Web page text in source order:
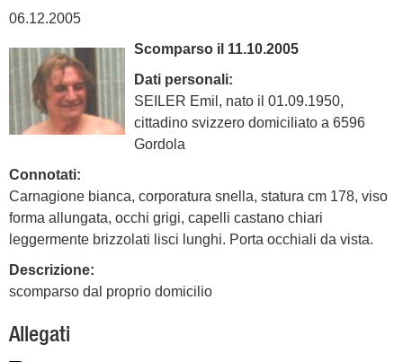
06.12.2005
Scomparso il 11.10.2005
Dati personali:
SEILER Emil, nato il 01.09.1950,
cittadino svizzero domiciliato a 6596
Gordola
Connotati:
Carnagione bianca, corporatura snella, statura cm 178, viso
forma allungata, occhi grigi, capelli castano chiari
leggermente brizzolati lisci lunghi. Porta occhiali da vista.
Descrizione:
scomparso dal proprio domicilio
Allegati